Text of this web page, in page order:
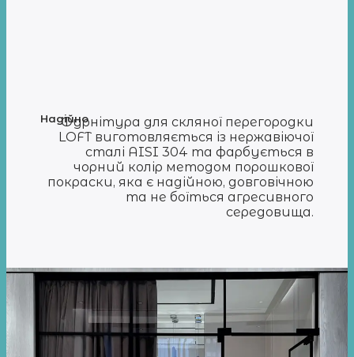
Надійно
Фурнітура для скляної перегородки
LOFT виготовляється із нержавіючої
сталі AISI 304 та фарбується в
чорний колір методом порошкової
покраски, яка є надійною, довговічною
та не боїться агресивного
середовища.